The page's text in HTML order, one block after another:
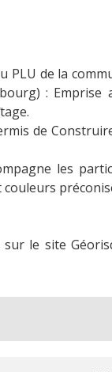
PLU de la
: Emprise
de
les
le site